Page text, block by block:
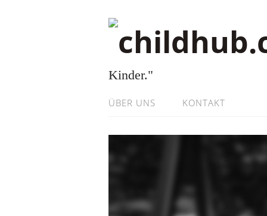
Kinder."
ÜBER UNS KONTAKT